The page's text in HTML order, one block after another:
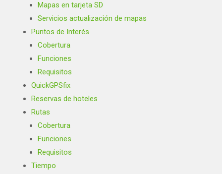
Mapas en tarjeta SD
Servicios actualización de mapas
Puntos de Interés
Cobertura
Funciones
Requisitos
QuickGPSfix
Reservas de hoteles
Rutas
Cobertura
Funciones
Requisitos
Tiempo